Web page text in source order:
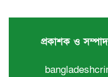
প্রকাশক ও